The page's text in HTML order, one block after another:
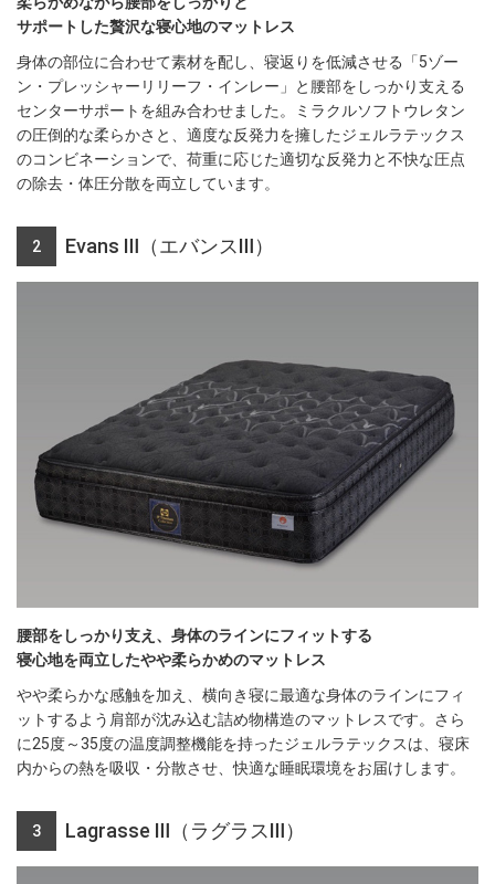
サポートした贅沢な寝心地のマットレス
身体の部位に合わせて素材を配し、寝返りを低減させる「5ゾー
ン・プレッシャーリリーフ・インレー」と腰部をしっかり支える
センターサポートを組み合わせました。ミラクルソフトウレタン
の圧倒的な柔らかさと、適度な反発力を擁したジェルラテックス
のコンビネーションで、荷重に応じた適切な反発力と不快な圧点
の除去・体圧分散を両立しています。
2 Evans Ⅲ（エバンスⅢ）
腰部をしっかり支え、身体のラインにフィットする
寝心地を両立したやや柔らかめのマットレス
やや柔らかな感触を加え、横向き寝に最適な身体のラインにフィ
ットするよう肩部が沈み込む詰め物構造のマットレスです。さら
に25度～35度の温度調整機能を持ったジェルラテックスは、寝床
内からの熱を吸収・分散させ、快適な睡眠環境をお届けします。
3 Lagrasse Ⅲ（ラグラスⅢ）